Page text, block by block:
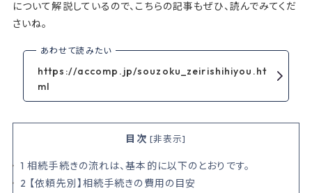
について解説しているので、こちらの記事もぜひ、読んでみてくだ
さいね。
https://accomp.jp/souzoku_zeirishihiyou.ht
ml
目次 [非表示]
1 相続手続きの流れは、基本的に以下のとおりです。
2 【依頼先別】相続手続きの費用の目安